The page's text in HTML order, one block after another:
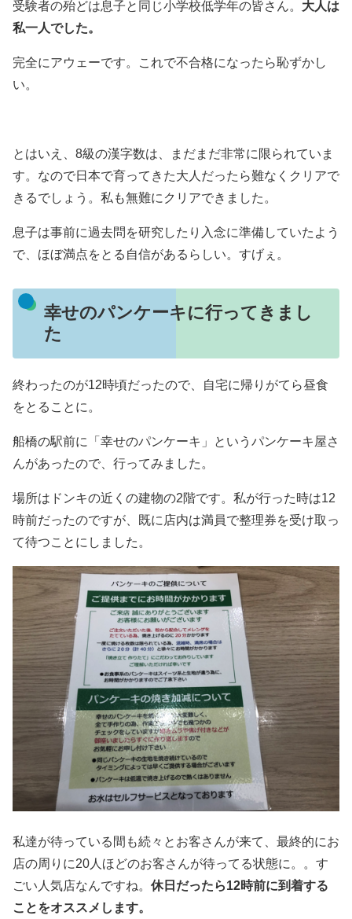
受験者の殆どは息子と同じ小学校低学年の皆さん。 大人は
私一人でした。
完全にアウェーです。これで不合格になったら恥ずかし
い。
とはいえ、8級の漢字数は、まだまだ非常に限られていま
す。なので日本で育ってきた大人だったら難なくクリアで
きるでしょう。私も無難にクリアできました。
息子は事前に過去問を研究したり入念に準備していたよう
で、ほぼ満点をとる自信があるらしい。すげぇ。
幸せのパンケーキに行ってきまし
た
終わったのが12時頃だったので、自宅に帰りがてら昼食
をとることに。
船橋の駅前に「幸せのパンケーキ」というパンケーキ屋さ
んがあったので、行ってみました。
場所はドンキの近くの建物の2階です。私が行った時は12
時前だったのですが、既に店内は満員で整理券を受け取っ
て待つことにしました。
私達が待っている間も続々とお客さんが来て、最終的にお
店の周りに20人ほどのお客さんが待ってる状態に。。す
ごい人気店なんですね。 休日だったら12時前に到着する
ことをオススメします。